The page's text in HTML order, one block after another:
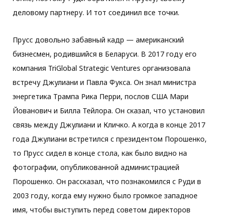
деловому партнеру. И тот соединил все точки.
Прусс довольно забавный кадр — американский
бизнесмен, родившийся в Беларуси. В 2017 году его
компания TriGlobal Strategic Ventures организовала
встречу Джулиани и Павла Фукса. Он знал министра
энергетика Трампа Рика Перри, послов США Мари
Йованович и Билла Тейлора. Он сказал, что установил
связь между Джулиани и Кличко. А когда в конце 2017
года Джулиани встретился с президентом Порошенко,
то Прусс сидел в конце стола, как было видно на
фотографии, опубликованной администрацией
Порошенко. Он рассказал, что познакомился с Руди в
2003 году, когда ему нужно было громкое западное
имя, чтобы выступить перед советом директоров